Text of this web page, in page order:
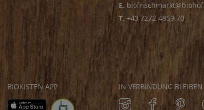
E.
T. +43 7272 4859 70
BIOKISTEN APP IN VERBINDUNG BLEIBEN